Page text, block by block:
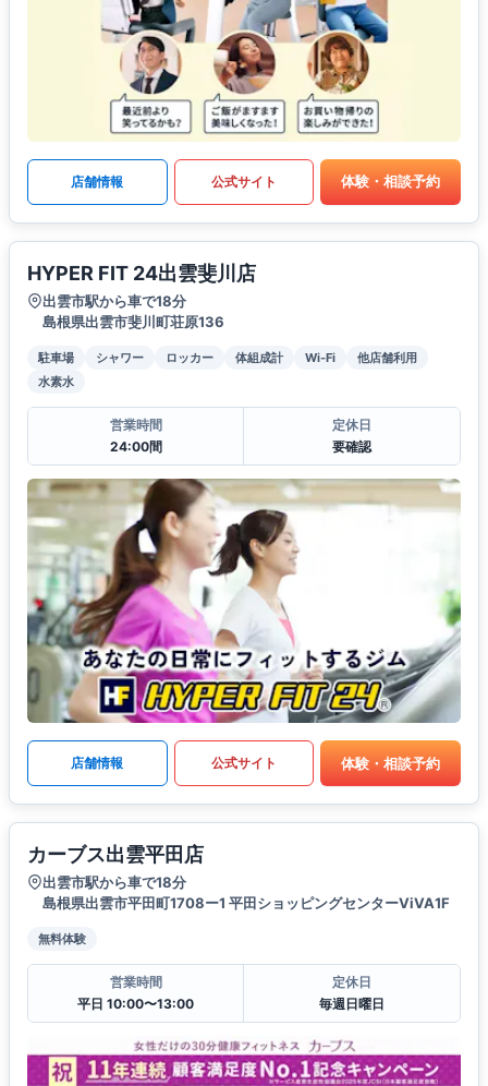
店舗情報 公式サイト 体験・相談予約
HYPER FIT 24出雲斐川店
出雲市駅から車で18分
島根県出雲市斐川町荘原136
駐車場 シャワー ロッカー 体組成計 Wi-Fi
他店舗利用
水素水
営業時間
24:00間
定休日
要確認
店舗情報 公式サイト 体験・相談予約
カーブス出雲平田店
出雲市駅から車で18分
島根県出雲市平田町1708ー1 平田ショッピングセンターViVA1F
無料体験
営業時間
平日 10:00〜13:00
定休日
毎週日曜日